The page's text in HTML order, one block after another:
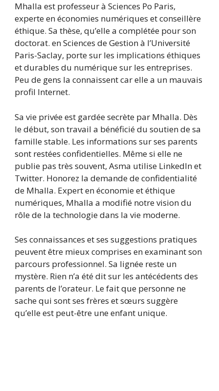
Mhalla est professeur à Sciences Po Paris,
experte en économies numériques et conseillère
éthique. Sa thèse, qu’elle a complétée pour son
doctorat. en Sciences de Gestion à l’Université
Paris-Saclay, porte sur les implications éthiques
et durables du numérique sur les entreprises.
Peu de gens la connaissent car elle a un mauvais
profil Internet.
Sa vie privée est gardée secrète par Mhalla. Dès
le début, son travail a bénéficié du soutien de sa
famille stable. Les informations sur ses parents
sont restées confidentielles. Même si elle ne
publie pas très souvent, Asma utilise LinkedIn et
Twitter. Honorez la demande de confidentialité
de Mhalla. Expert en économie et éthique
numériques, Mhalla a modifié notre vision du
rôle de la technologie dans la vie moderne.
Ses connaissances et ses suggestions pratiques
peuvent être mieux comprises en examinant son
parcours professionnel. Sa lignée reste un
mystère. Rien n’a été dit sur les antécédents des
parents de l’orateur. Le fait que personne ne
sache qui sont ses frères et sœurs suggère
qu’elle est peut-être une enfant unique.